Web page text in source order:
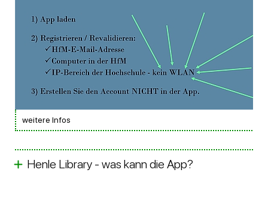
weitere Infos
Henle Library - was kann die App?